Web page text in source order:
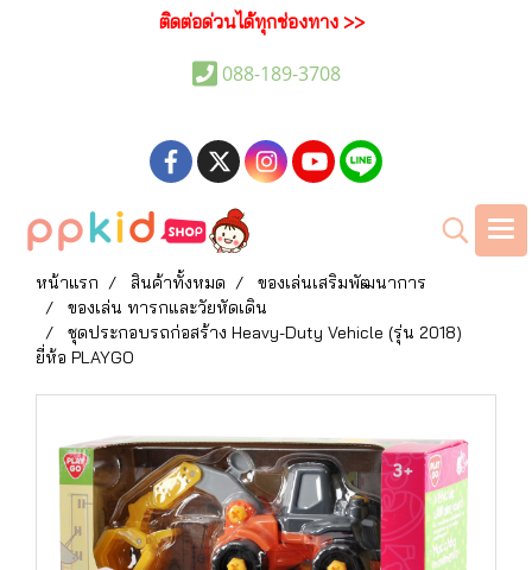
ติดต่อด่วนได้ทุกช่องทาง >>
088-189-3708
หน้าแรก สินค้าทั้งหมด
ของเล่นเสริมพัฒนาการ
ของเล่น ทารกและวัยหัดเดิน
ชุดประกอบรถก่อสร้าง Heavy-Duty Vehicle (รุ่น 2018)
ยี่ห้อ PLAYGO